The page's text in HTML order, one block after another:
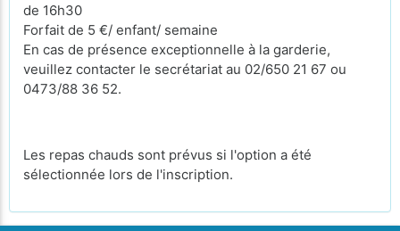
de 16h30
Forfait de 5 €/ enfant/ semaine
En cas de présence exceptionnelle à la garderie,
veuillez contacter le secrétariat au 02/650 21 67 ou
0473/88 36 52.
Les repas chauds sont prévus si l'option a été
sélectionnée lors de l'inscription.